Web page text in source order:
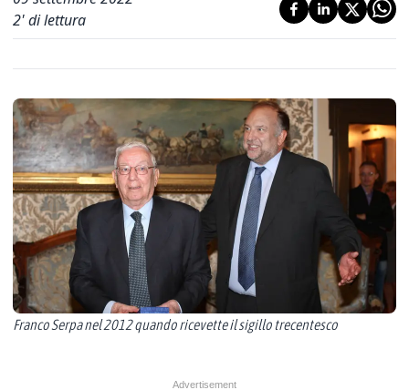
2' di lettura
Franco Serpa nel 2012 quando ricevette il sigillo trecentesco